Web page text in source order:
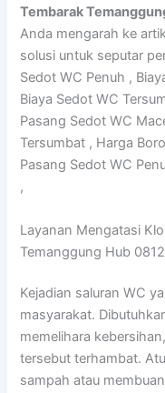
Tembarak
Anda mengarah ke
solusi untuk seputar
Sedot WC Penuh ,
Biaya Sedot WC
Pasang Sedot WC
Tersumbat , Harga
Pasang Sedot WC
,
Layanan Mengatasi
Temanggung Hub
Kejadian saluran WC
masyarakat.
memelihara
tersebut terhambat.
sampah atau